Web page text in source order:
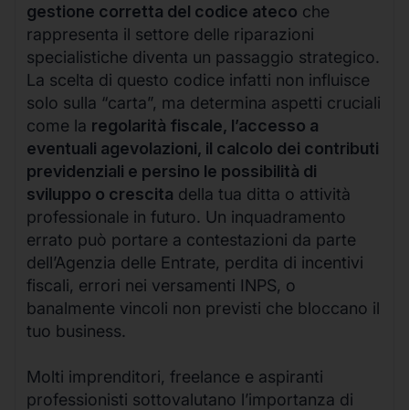
gestione corretta del codice ateco che
rappresenta il settore delle riparazioni
specialistiche diventa un passaggio strategico.
La scelta di questo codice infatti non influisce
solo sulla “carta”, ma determina aspetti cruciali
come la regolarità fiscale, l’accesso a
eventuali agevolazioni, il calcolo dei contributi
previdenziali e persino le possibilità di
sviluppo o crescita della tua ditta o attività
professionale in futuro. Un inquadramento
errato può portare a contestazioni da parte
dell’Agenzia delle Entrate, perdita di incentivi
fiscali, errori nei versamenti INPS, o
banalmente vincoli non previsti che bloccano il
tuo business.
Molti imprenditori, freelance e aspiranti
professionisti sottovalutano l’importanza di